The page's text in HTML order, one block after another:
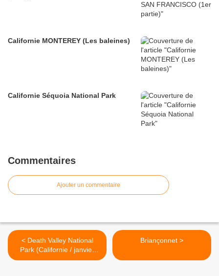
Californie MONTEREY (Les baleines)
Californie Séquoia National Park
Commentaires
Ajouter un commentaire
< Death Valley National
Park (Californie / janvier
2020)
Briançonnet >